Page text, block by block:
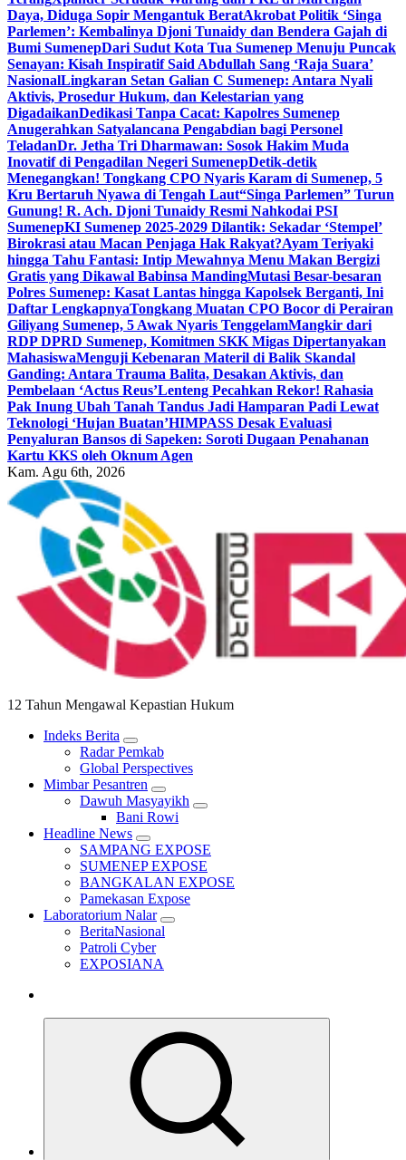
Daya, Diduga Sopir Mengantuk BeratAkrobat Politik ‘Singa
Parlemen’: Kembalinya Djoni Tunaidy dan Bendera Gajah di
Bumi SumenepDari Sudut Kota Tua Sumenep Menuju Puncak
Senayan: Kisah Inspiratif Said Abdullah Sang ‘Raja Suara’
NasionalLingkaran Setan Galian C Sumenep: Antara Nyali
Aktivis, Prosedur Hukum, dan Kelestarian yang
DigadaikanDedikasi Tanpa Cacat: Kapolres Sumenep
Anugerahkan Satyalancana Pengabdian bagi Personel
TeladanDr. Jetha Tri Dharmawan: Sosok Hakim Muda
Inovatif di Pengadilan Negeri SumenepDetik-detik
Menegangkan! Tongkang CPO Nyaris Karam di Sumenep, 5
Kru Bertaruh Nyawa di Tengah Laut“Singa Parlemen” Turun
Gunung! R. Ach. Djoni Tunaidy Resmi Nahkodai PSI
SumenepKI Sumenep 2025-2029 Dilantik: Sekadar ‘Stempel’
Birokrasi atau Macan Penjaga Hak Rakyat?Ayam Teriyaki
hingga Tahu Fantasi: Intip Mewahnya Menu Makan Bergizi
Gratis yang Dikawal Babinsa MandingMutasi Besar-besaran
Polres Sumenep: Kasat Lantas hingga Kapolsek Berganti, Ini
Daftar LengkapnyaTongkang Muatan CPO Bocor di Perairan
Giliyang Sumenep, 5 Awak Nyaris TenggelamMangkir dari
RDP DPRD Sumenep, Komitmen SKK Migas Dipertanyakan
MahasiswaMenguji Kebenaran Materil di Balik Skandal
Ganding: Antara Trauma Balita, Desakan Aktivis, dan
Pembelaan ‘Actus Reus’Lenteng Pecahkan Rekor! Rahasia
Pak Inung Ubah Tanah Tandus Jadi Hamparan Padi Lewat
Teknologi ‘Hujan Buatan’HIMPASS Desak Evaluasi
Penyaluran Bansos di Sapeken: Soroti Dugaan Penahanan
Kartu KKS oleh Oknum Agen
Kam. Agu 6th, 2026
12 Tahun Mengawal Kepastian Hukum
Indeks Berita
Radar Pemkab
Global Perspectives
Mimbar Pesantren
Dawuh Masyayikh
Bani Rowi
Headline News
SAMPANG EXPOSE
SUMENEP EXPOSE
BANGKALAN EXPOSE
Pamekasan Expose
Laboratorium Nalar
BeritaNasional
Patroli Cyber
EXPOSIANA